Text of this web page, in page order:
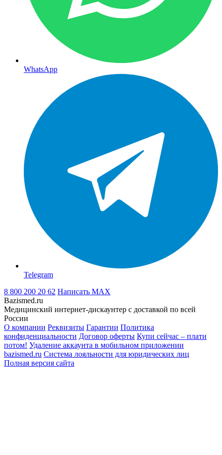
WhatsApp
Telegram
8 800 200 20 62 Написать MAX
Bazismed.ru
Медицинский интернет-дискаунтер с доставкой по всей
России
О компании Реквизиты Гарантии Политика
конфиденциальности Договор оферты Купи сейчас – плати
потом! Удаление аккаунта в мобильном приложении
bazismed.ru Система лояльности для юридических лиц
Полная версия сайта